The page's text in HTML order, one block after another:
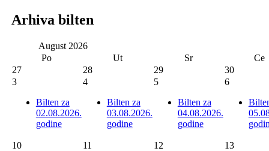
Arhiva bilten
August 2026
Po
Ut Sr
Ce
27
28 29
30
3
Bilten za
02.08.2026.
godine
4
Bilten za
03.08.2026.
godine
5
Bilten za
04.08.2026.
godine
6
10 11 12
13